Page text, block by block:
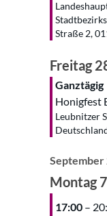
Straße 2,
Freitag
Ganztägig
Honigfest
Leubnitzer
September
Montag
17:00 –